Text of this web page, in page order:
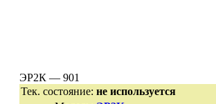
ЭР2К — 901
Тек. состояние: не используется